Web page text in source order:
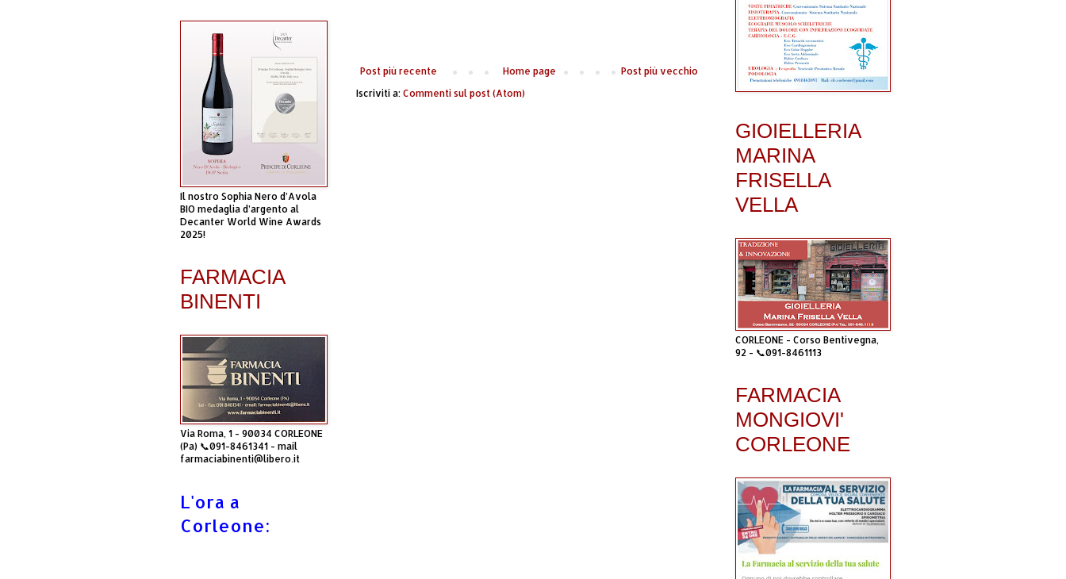
Post più recente Post più vecchio
Home page
Iscriviti a: Commenti sul post (Atom)
Il nostro Sophia Nero d’Avola
BIO medaglia d’argento al
Decanter World Wine Awards
2025!
FARMACIA
BINENTI
Via Roma, 1 - 90034 CORLEONE
(Pa) 📞091-8461341 - mail
farmaciabinenti@libero.it
L'ora a
Corleone:
GIOIELLERIA
MARINA
FRISELLA
VELLA
CORLEONE - Corso Bentivegna,
92 - 📞091-8461113
FARMACIA
MONGIOVI'
CORLEONE